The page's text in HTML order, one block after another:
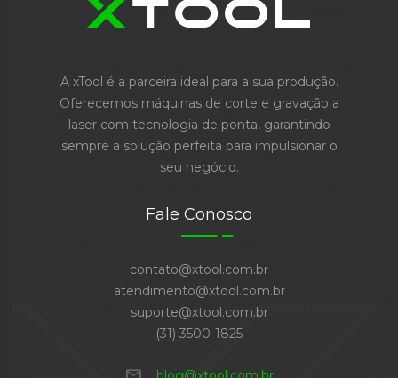
A xTool é a parceira ideal para a sua produção.
Oferecemos máquinas de corte e gravação a
laser com tecnologia de ponta, garantindo
sempre a solução perfeita para impulsionar o
seu negócio.
Fale Conosco
contato@xtool.com.br
atendimento@xtool.com.br
suporte@xtool.com.br
(31) 3500-1825